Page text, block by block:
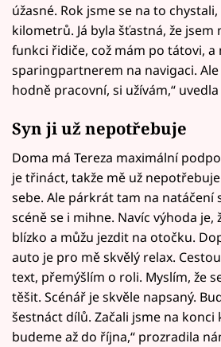
úžasné. Rok jsme se na to
kilometrů. Já byla šťastná, že jsem
funkci řidiče, což mám po tátovi, a
sparingpartnerem na navigaci.
hodně pracovní, si užívám,“
Syn ji už nepotřebuje
Doma má Tereza maximální
je třináct, takže mě už
sebe. Ale párkrát tam na natáčení
scéně se i mihne. Navíc výhoda je,
blízko a můžu jezdit na otočku.
auto je pro mě skvělý relax.
text, přemýšlím o roli. Myslím, že
těšit. Scénář je skvěle napsaný.
šestnáct dílů. Začali jsme na konci
budeme až do října,“ prozradila